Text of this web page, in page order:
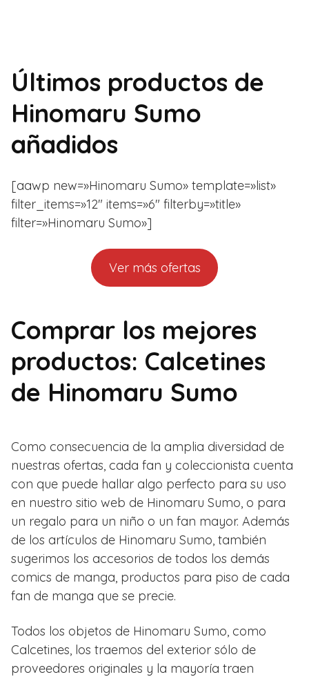
Últimos productos de
Hinomaru Sumo
añadidos
[aawp new=»Hinomaru Sumo» template=»list»
filter_items=»12″ items=»6″ filterby=»title»
filter=»Hinomaru Sumo»]
Ver más ofertas
Comprar los mejores
productos: Calcetines
de Hinomaru Sumo
Como consecuencia de la amplia diversidad de
nuestras ofertas, cada fan y coleccionista cuenta
con que puede hallar algo perfecto para su uso
en nuestro sitio web de Hinomaru Sumo, o para
un regalo para un niño o un fan mayor. Además
de los artículos de Hinomaru Sumo, también
sugerimos los accesorios de todos los demás
comics de manga, productos para piso de cada
fan de manga que se precie.
Todos los objetos de Hinomaru Sumo, como
Calcetines, los traemos del exterior sólo de
proveedores originales y la mayoría traen